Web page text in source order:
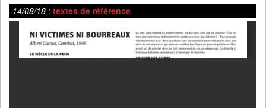
14/08/18 : textes de référence